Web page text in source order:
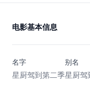
电影基本信息
名字
星厨驾到第二季
别名
星厨驾